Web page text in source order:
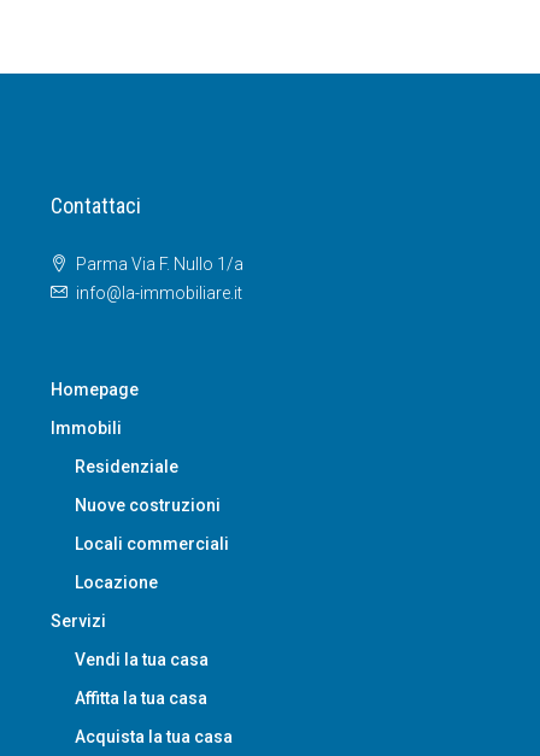
Contattaci
Parma Via F. Nullo 1/a
info@la-immobiliare.it
Homepage
Immobili
Residenziale
Nuove costruzioni
Locali commerciali
Locazione
Servizi
Vendi la tua casa
Affitta la tua casa
Acquista la tua casa